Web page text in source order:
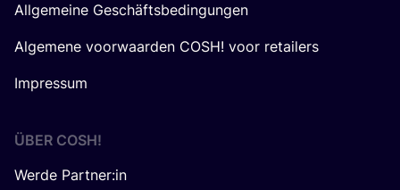
Allgemeine Geschäftsbedingungen
Algemene voorwaarden COSH! voor retailers
Impressum
ÜBER COSH!
Werde Partner:in